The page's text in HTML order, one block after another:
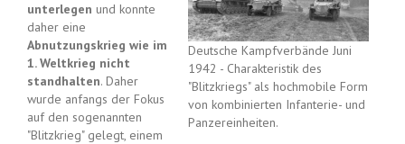
Deutsche Kampfverbände Juni
1942 - Charakteristik des
"Blitzkriegs" als hochmobile Form
von kombinierten Infanterie- und
Panzereinheiten.
unterlegen und konnte
daher eine
Abnutzungskrieg wie im
1. Weltkrieg nicht
standhalten. Daher
wurde anfangs der Fokus
auf den sogenannten
"Blitzkrieg" gelegt, einem